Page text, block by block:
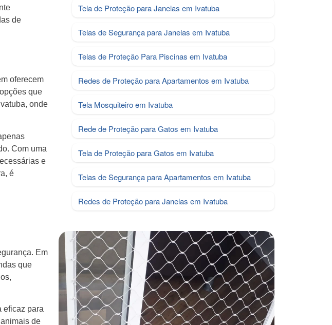
de
oferecem
que
onde
Com uma
e
é
Em
que
eficaz para
de
Tela de Proteção para Janelas em Ivatuba
Telas de Segurança para Janelas em Ivatuba
Telas de Proteção Para Piscinas em Ivatuba
Redes de Proteção para Apartamentos em Ivatuba
Tela Mosquiteiro em Ivatuba
Rede de Proteção para Gatos em Ivatuba
Tela de Proteção para Gatos em Ivatuba
Telas de Segurança para Apartamentos em Ivatuba
Redes de Proteção para Janelas em Ivatuba